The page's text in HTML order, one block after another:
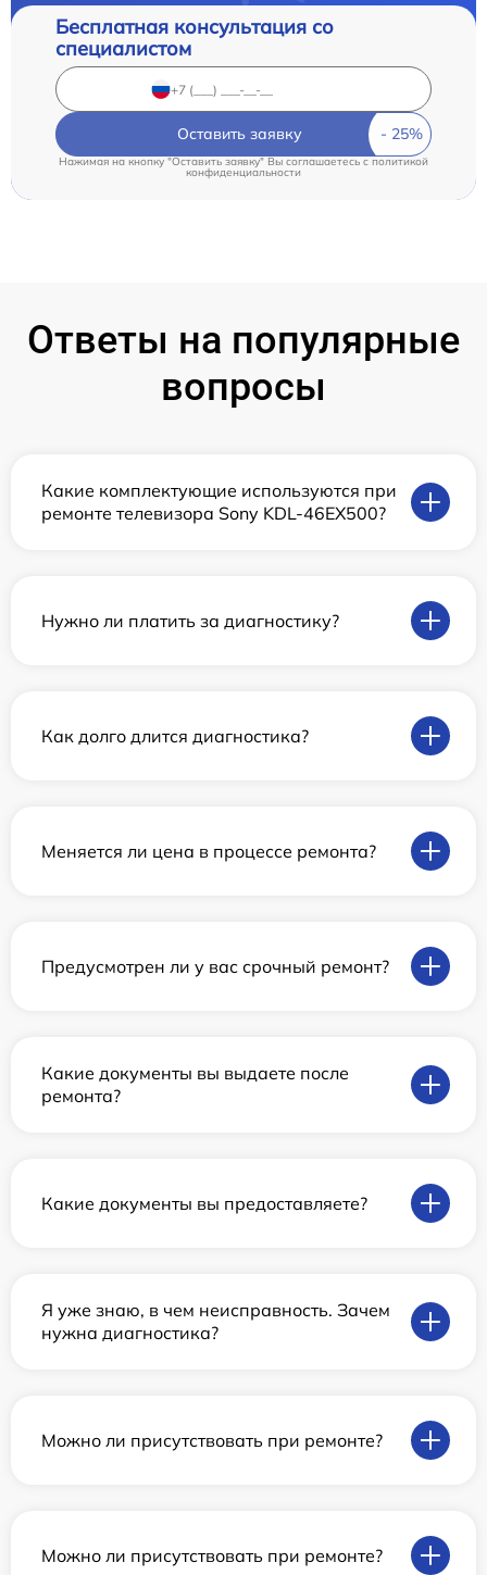
Бесплатная консультация со
специалистом
Оставить заявку
Нажимая на кнопку "Оставить заявку" Вы соглашаетесь cполитикой
конфиденциальности
Ответы на популярные
вопросы
Какие комплектующие используются при
ремонте телевизора Sony KDL-46EX500?
Нужно ли платить за диагностику?
Как долго длится диагностика?
Меняется ли цена в процессе ремонта?
Предусмотрен ли у вас срочный ремонт?
Какие документы вы выдаете после
ремонта?
Какие документы вы предоставляете?
Я уже знаю, в чем неисправность. Зачем
нужна диагностика?
Можно ли присутствовать при ремонте?
Можно ли присутствовать при ремонте?